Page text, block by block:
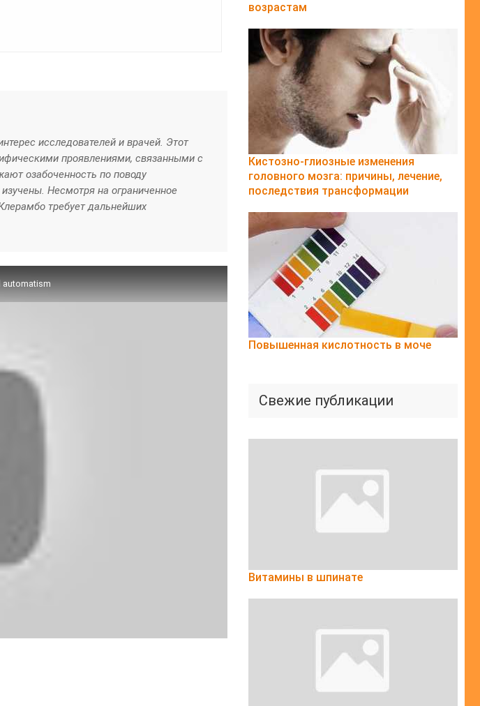
исследователей и врачей. Этот
проявлениями, связанными с
озабоченность по поводу
Несмотря на ограниченное
требует дальнейших
возрастам
Кистозно-глиозные изменения
головного мозга: причины, лечение,
последствия трансформации
Повышенная кислотность в моче
Свежие публикации
Витамины в шпинате